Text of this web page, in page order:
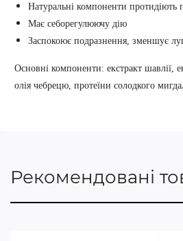
Натуральні компоненти протидіють
Має себорегулюючу дію
Заспокоює подразнення, зменшує
Основні компоненти: екстракт шавлії,
олія чебрецю, протеїни солодкого
Рекомендовані